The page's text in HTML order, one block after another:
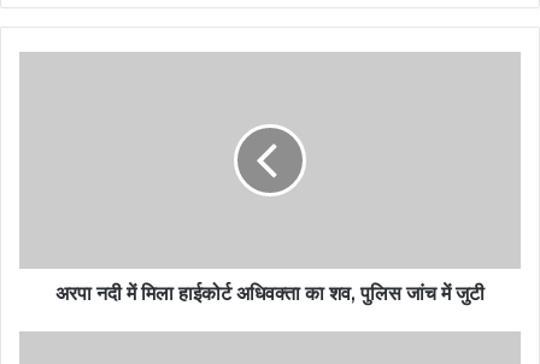
अरपा नदी में मिला हाईकोर्ट अधिवक्ता का शव, पुलिस जांच में जुटी